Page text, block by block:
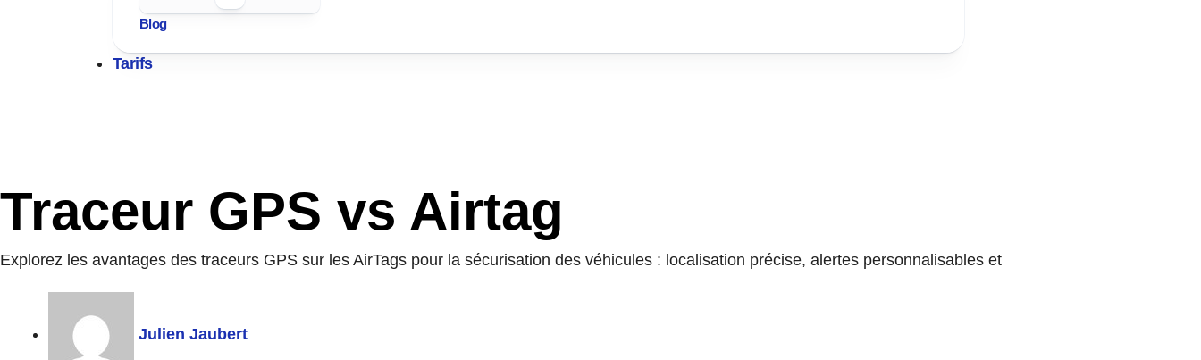
Blog
Tarifs
Traceur GPS vs Airtag
Explorez les avantages des traceurs GPS sur les AirTags pour la sécurisation des véhicules : localisation précise, alertes personnalisables et
Julien Jaubert